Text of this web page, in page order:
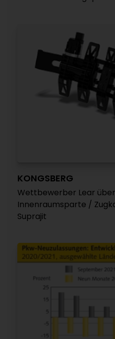
KONGSBERG
Wettbewerber Lear
Innenraumsparte /
Suprajit